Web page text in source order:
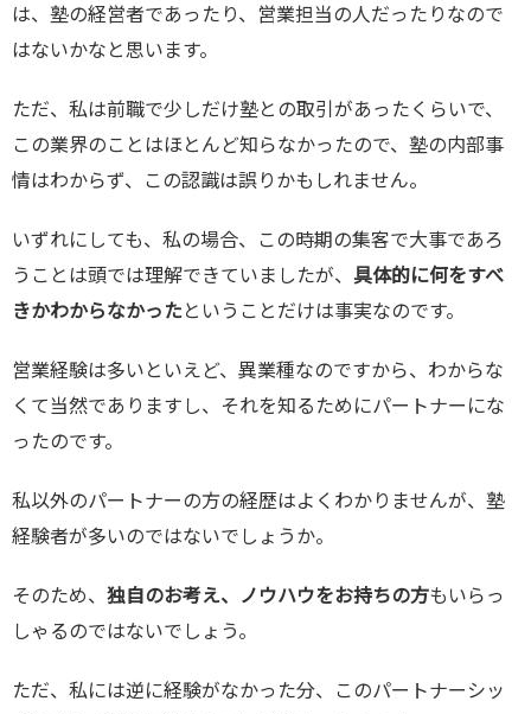
は、塾の経営者であったり、営業担当の人だったりなので
はないかなと思います。
ただ、私は前職で少しだけ塾との取引があったくらいで、
この業界のことはほとんど知らなかったので、塾の内部事
情はわからず、この認識は誤りかもしれません。
いずれにしても、私の場合、この時期の集客で大事であろ
うことは頭では理解できていましたが、 具体的に何をすべ
きかわからなかったということだけは事実なのです。
営業経験は多いといえど、異業種なのですから、わからな
くて当然でありますし、それを知るためにパートナーにな
ったのです。
私以外のパートナーの方の経歴はよくわかりませんが、塾
経験者が多いのではないでしょうか。
そのため、 独自のお考え、ノウハウをお持ちの方もいらっ
しゃるのではないでしょう。
ただ、私には逆に経験がなかった分、このパートナーシッ